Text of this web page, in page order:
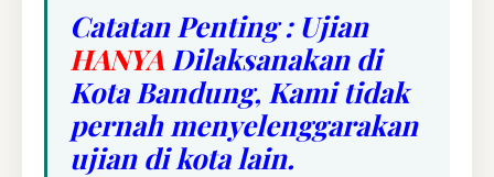
Catatan Penting : Ujian
HANYA Dilaksanakan di
Kota Bandung, Kami tidak
pernah menyelenggarakan
ujian di kota lain.